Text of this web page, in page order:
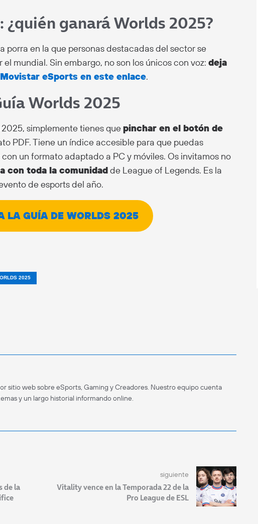
ganará Worlds 2025?
porra en la que personas destacadas del sector se
mundial. Sin embargo, no son los únicos con voz: deja
eSports en este enlace.
Worlds 2025
simplemente tienes quepinchar en el botón de
PDF. Tiene un índice accesible para que puedas
un formato adaptado a PC y móviles. Os invitamos no
con toda la comunidadde League of Legends. Es la
de esports del año.
LA GUÍA DE WORLDS 2025
2025
sitio web sobre eSports, Gaming y Creadores. Nuestro equipo cuenta
y un largo historial informando online.
de la
siguiente
Vitality vence en la Temporada 22 de la
Pro League de ESL